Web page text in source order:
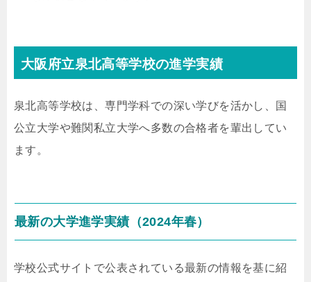
大阪府立泉北高等学校の進学実績
泉北高等学校は、専門学科での深い学びを活かし、国
公立大学や難関私立大学へ多数の合格者を輩出してい
ます。
最新の大学進学実績（2024年春）
学校公式サイトで公表されている最新の情報を基に紹